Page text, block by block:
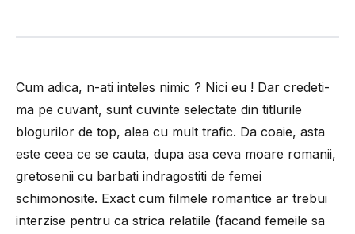
Cum adica, n-ati inteles nimic ? Nici eu ! Dar credeti-
ma pe cuvant, sunt cuvinte selectate din titlurile
blogurilor de top, alea cu mult trafic. Da coaie, asta
este ceea ce se cauta, dupa asa ceva moare romanii,
gretosenii cu barbati indragostiti de femei
schimonosite. Exact cum filmele romantice ar trebui
interzise pentru ca strica relatiile (facand femeile sa